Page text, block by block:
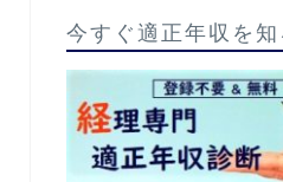
今すぐ適正年収を知